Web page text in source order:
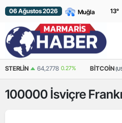
06 Ağustos 2026 13°
64,2778 0.27% BITCOIN(USDT)
100000 İsviçre Frankı